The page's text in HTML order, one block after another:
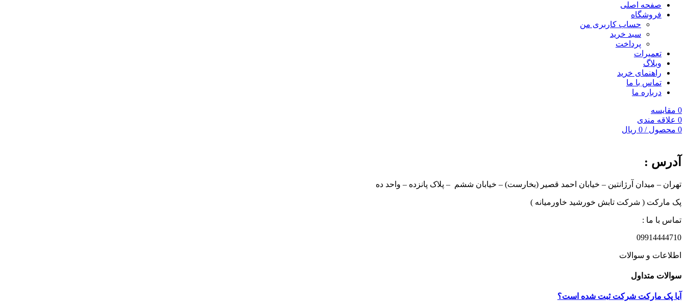
صفحه اصلی
فروشگاه
حساب کاربری من
سبد خرید
پرداخت
تعمیرات
وبلاگ
راهنمای خرید
تماس با ما
درباره ما
0 مقایسه
0 علاقه مندی
0 محصول /
0 ریال
آدرس :
تهران – میدان آرژانتین – خیابان احمد قصیر (بخارست) – خیابان ششم – پلاک پانزده – واحد ده
پک مارکت ( شرکت تابش خورشید خاورمیانه )
تماس با ما :
09914444710
اطلاعات و سوالات
سوالات متداول
آیا پک مارکت شرکت ثبت شده است؟